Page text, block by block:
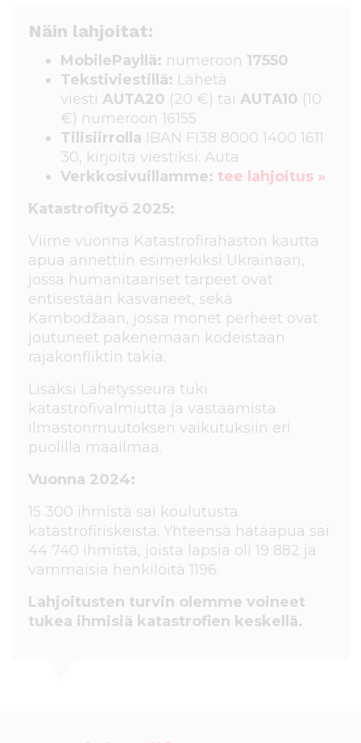
Näin lahjoitat:
MobilePayllä: numeroon 17550
Tekstiviestillä: Lähetä
viesti AUTA20 (20 €) tai AUTA10 (10
€) numeroon 16155
Tilisiirrolla IBAN FI38 8000 1400 1611
30, kirjoita viestiksi: Auta
Verkkosivuillamme: tee lahjoitus »
Katastrofityö 2025:
Viime vuonna Katastrofirahaston kautta
apua annettiin esimerkiksi Ukrainaan,
jossa humanitaariset tarpeet ovat
entisestään kasvaneet, sekä
Kambodžaan, jossa monet perheet ovat
joutuneet pakenemaan kodeistaan
rajakonfliktin takia.
Lisäksi Lähetysseura tuki
katastrofivalmiutta ja vastaamista
ilmastonmuutoksen vaikutuksiin eri
puolilla maailmaa.
Vuonna 2024:
15 300 ihmistä sai koulutusta
katastrofiriskeistä. Yhteensä hätäapua sai
44 740 ihmistä, joista lapsia oli 19 882 ja
vammaisia henkilöitä 1196.
Lahjoitusten turvin olemme voineet
tukea ihmisiä katastrofien keskellä.